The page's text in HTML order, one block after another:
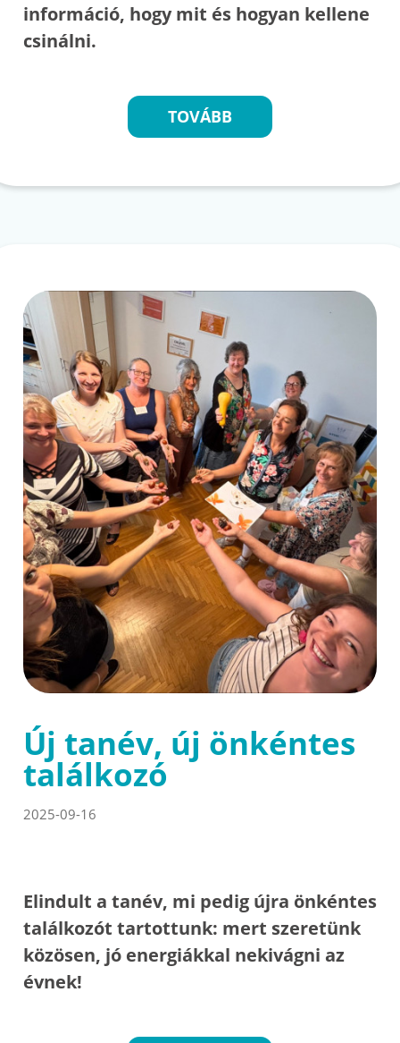
információ, hogy mit és hogyan kellene
csinálni.
TOVÁBB
Új tanév, új önkéntes
találkozó
2025-09-16
Elindult a tanév, mi pedig újra önkéntes
találkozót tartottunk: mert szeretünk
közösen, jó energiákkal nekivágni az
évnek!